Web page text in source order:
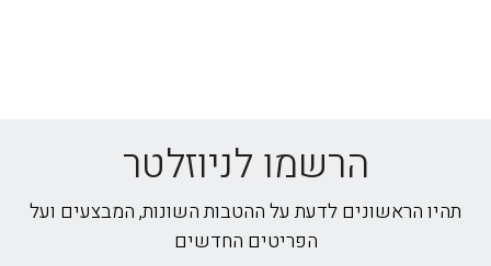
הרשמו לניוזלטר
תהיו הראשונים לדעת על ההטבות השונות, המבצעים ועל
הפריטים החדשים